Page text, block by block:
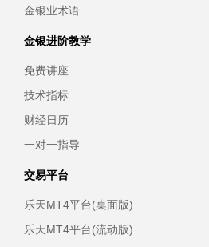
金银业术语
金银进阶教学
免费讲座
技术指标
财经日历
一对一指导
交易平台
乐天MT4平台(桌面版)
乐天MT4平台(流动版)